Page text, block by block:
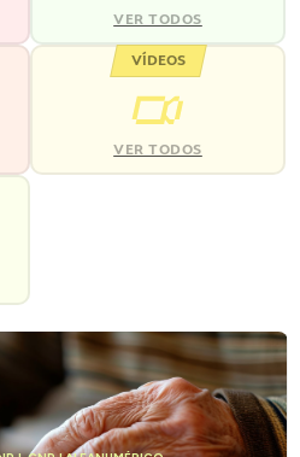
VER TODOS
VÍDEOS
VER TODOS